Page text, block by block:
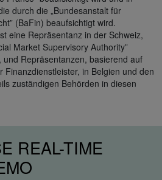
durch die „Bundesanstalt für
(BaFin) beaufsichtigt wird.
eine Repräsentanz in der Schweiz,
Market Supervisory Authority”
Repräsentanzen, basierend auf
Finanzdienstleister, in Belgien und den
zuständigen Behörden in diesen
REAL-TIME